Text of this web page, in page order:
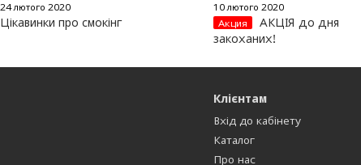
24 лютого 2020
Цікавинки про смокінг
10 лютого 2020
Акция
АКЦІЯ до дня
закоханих!
Клієнтам
Вхід до кабінету
Каталог
Про нас